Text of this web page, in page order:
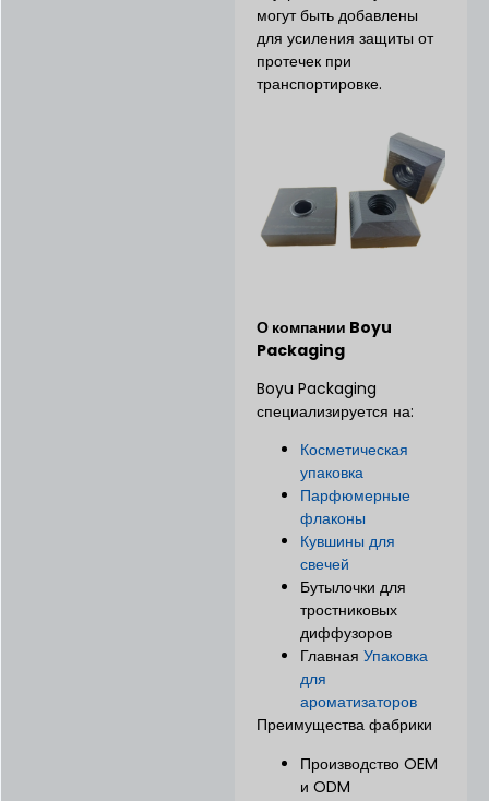
могут быть добавлены
для усиления защиты от
протечек при
транспортировке.
О компании Boyu
Packaging
Boyu Packaging
специализируется на:
Косметическая
упаковка
Парфюмерные
флаконы
Кувшины для
свечей
Бутылочки для
тростниковых
диффузоров
ГлавнаяУпаковка
для
ароматизаторов
Преимущества фабрики
Производство OEM
и ODM